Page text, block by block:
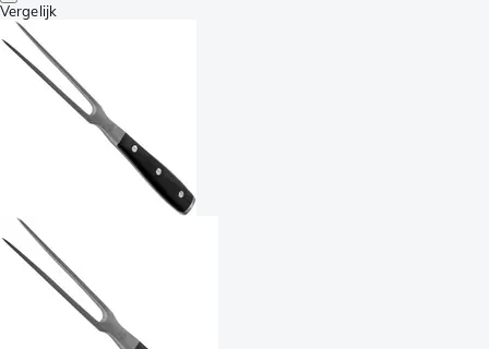
Vergelijk